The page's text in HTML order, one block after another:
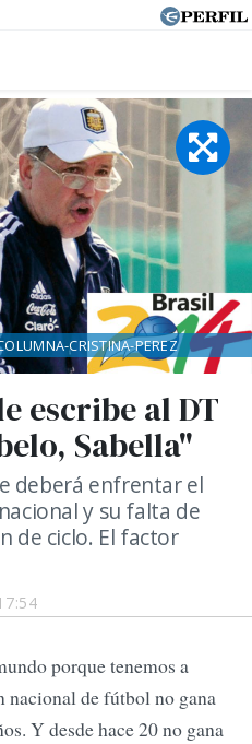
escribe al DT
Sabella"
deberá enfrentar el
y su falta de
de ciclo. El factor
CRISTINA-PEREZ
porque tenemos a
nacional de fútbol no gana
Y desde hace 20 no gana